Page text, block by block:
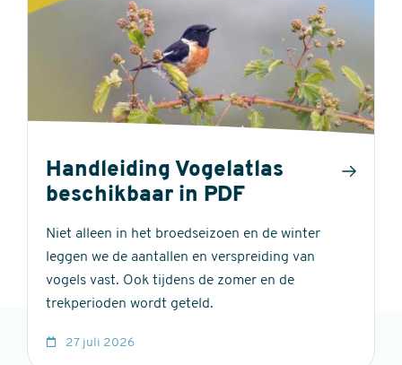
Handleiding Vogelatlas
beschikbaar in PDF
Niet alleen in het broedseizoen en de winter
leggen we de aantallen en verspreiding van
vogels vast. Ook tijdens de zomer en de
trekperioden wordt geteld.
27 juli 2026